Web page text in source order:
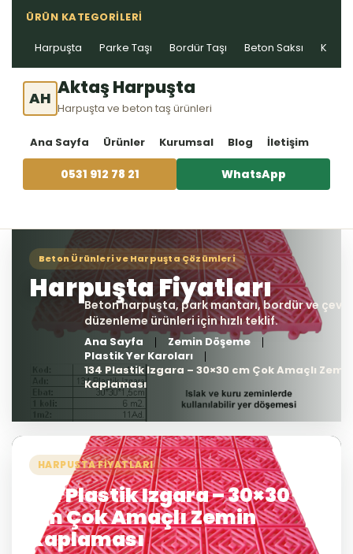
ÜRÜN KATEGORILERI
Harpuşta Parke Taşı Bordür Taşı Beton Saksı Kablo
AH Aktaş Harpuşta
Harpuşta ve beton taş ürünleri
Ana Sayfa Ürünler Kurumsal Blog İletişim
0531 912 78 21 WhatsApp
Ana Sayfa
Zemin Döşeme
Plastik Yer Karoları
134 Plastik Izgara – 30×30 cm Çok Amaçlı Zemin
Kaplaması
HARPUSTA FIYATLARI
134 Plastik Izgara – 30×30
cm Çok Amaçlı Zemin
Kaplaması